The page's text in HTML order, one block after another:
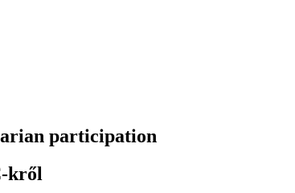
participation
kről